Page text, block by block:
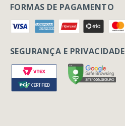
FORMAS DE PAGAMENTO
SEGURANÇA E PRIVACIDADE